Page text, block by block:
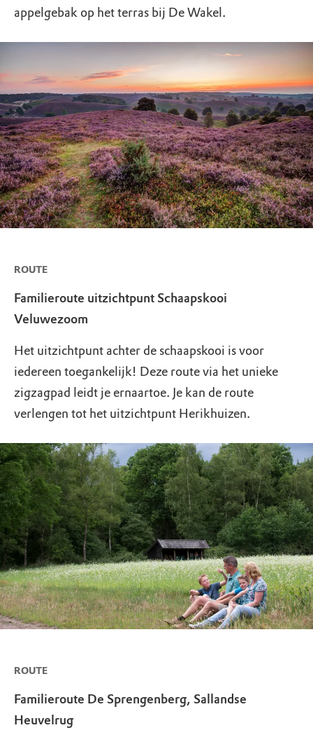
appelgebak op het terras bij De Wakel.
ROUTE
Familieroute uitzichtpunt Schaapskooi
Veluwezoom
Het uitzichtpunt achter de schaapskooi is voor
iedereen toegankelijk! Deze route via het unieke
zigzagpad leidt je ernaartoe. Je kan de route
verlengen tot het uitzichtpunt Herikhuizen.
ROUTE
Familieroute De Sprengenberg, Sallandse
Heuvelrug